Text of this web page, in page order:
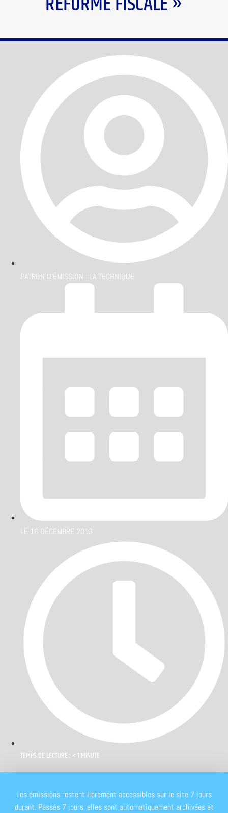
PATRON D'ÉMISSION : LA TECHNIQUE
LE 16 DÉCEMBRE 2013
TEMPS DE LECTURE : < 1 MINUTE
Les émissions restent librement accessibles sur le site 7 jours
durant. Passés 7 jours, elles sont automatiquement archivées et